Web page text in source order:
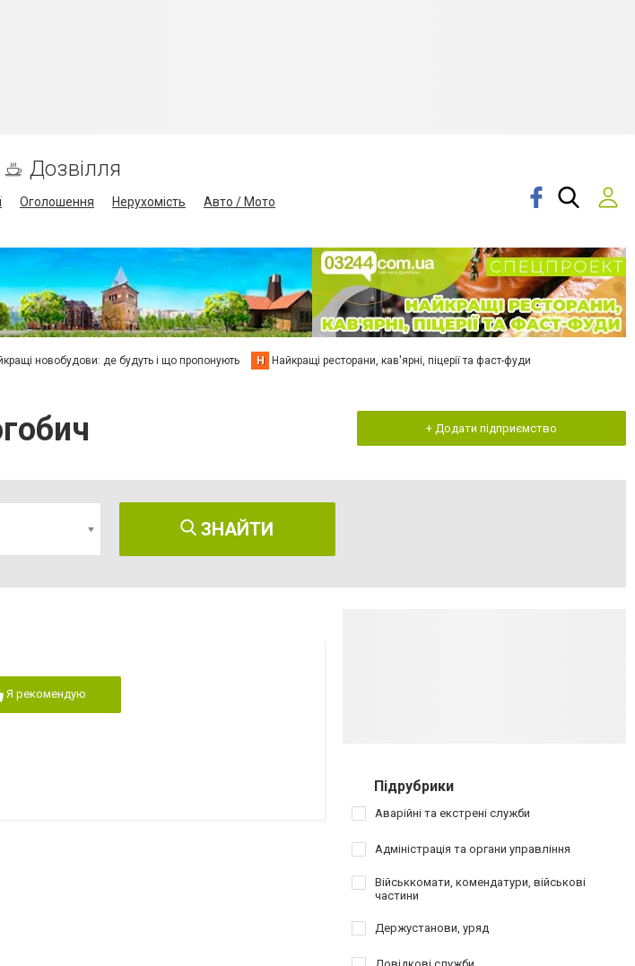
Дозвілля
Оголошення Нерухомість
Авто / Мото
новобудови: де будуть і що пропонують Н Найкращі ресторани, кав'ярні, піцерії та фаст-фуди
+ Додати підприємство
ЗНАЙТИ
Я рекомендую
Підрубрики
Аварійні та екстрені служби
Адміністрація та органи управління
Військкомати, комендатури, військові
частини
Держустанови, уряд